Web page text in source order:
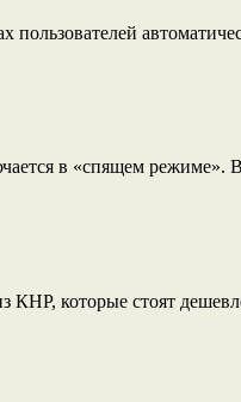
в «спящем режиме».
которые стоят